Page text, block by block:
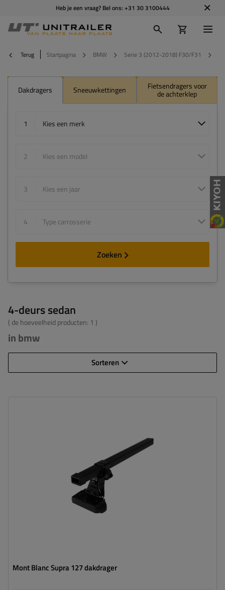
Heb je een vraag? Bel ons: +31 30 3100444
Terug Startpagina BMW Serie 3 (2012-2018) F30/F31
Dakdragers Sneeuwkettingen Fietsendragers voor
de achterklep
1 Kies een merk
2 Kies een model
3 Kies een jaar
4 Type carrosserie
Zoeken
4-deurs sedan
( de hoeveelheid producten: 1 )
in bmw
Sorteren
Mont Blanc Supra 127 dakdrager